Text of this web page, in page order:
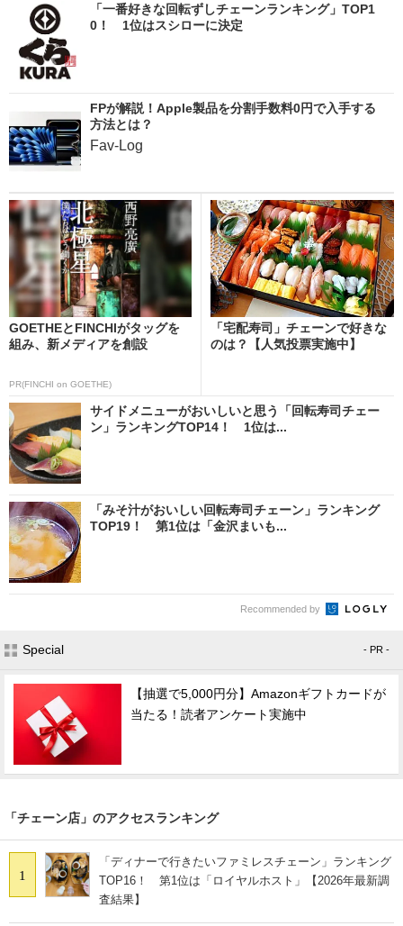
「一番好きな回転ずしチェーンランキング」TOP1
0！ 1位はスシローに決定
FPが解説！Apple製品を分割手数料0円で入手する
方法とは？
Fav-Log
GOETHEとFINCHIがタッグを
組み、新メディアを創設
PR(FINCHI on GOETHE)
「宅配寿司」チェーンで好きな
のは？【人気投票実施中】
サイドメニューがおいしいと思う「回転寿司チェー
ン」ランキングTOP14！ 1位は...
「みそ汁がおいしい回転寿司チェーン」ランキング
TOP19！ 第1位は「金沢まいも...
Recommended by
Special - PR -
【抽選で5,000円分】Amazonギフトカードが
当たる！読者アンケート実施中
「チェーン店」のアクセスランキング
1
「ディナーで行きたいファミレスチェーン」ランキング
TOP16！ 第1位は「ロイヤルホスト」【2026年最新調
査結果】